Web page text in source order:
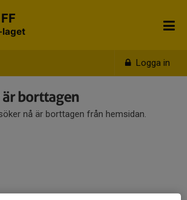
Logga in
laget
borttagen
nå är borttagen från hemsidan.